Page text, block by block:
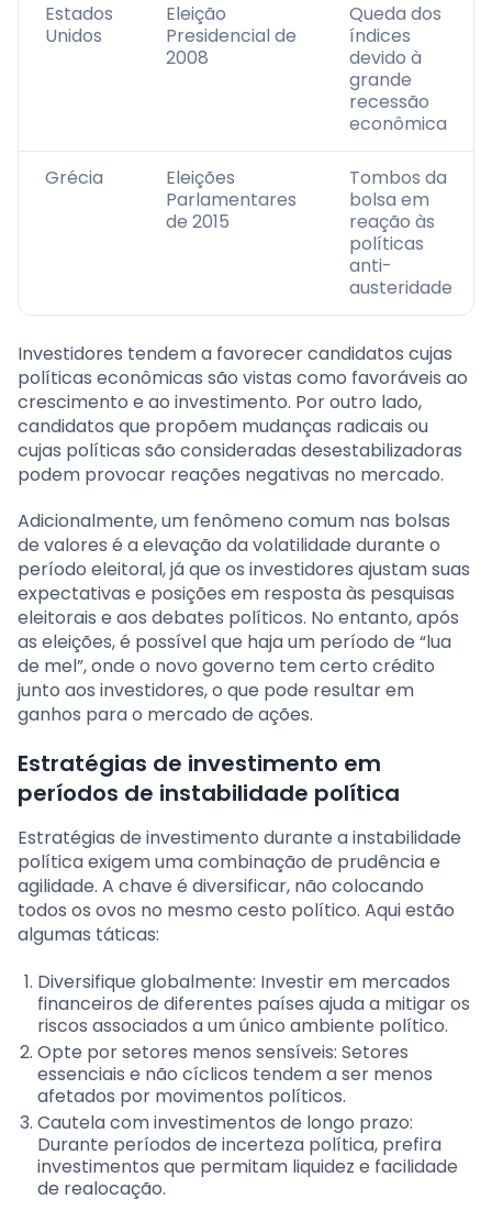
Estados
Unidos
Eleição
Presidencial de
2008
Queda dos
índices
devido à
grande
recessão
econômica
Grécia
Eleições
Parlamentares
de 2015
Tombos da
bolsa em
reação às
políticas
anti-
austeridade
Investidores tendem a favorecer candidatos cujas
políticas econômicas são vistas como favoráveis ao
crescimento e ao investimento. Por outro lado,
candidatos que propõem mudanças radicais ou
cujas políticas são consideradas desestabilizadoras
podem provocar reações negativas no mercado.
Adicionalmente, um fenômeno comum nas bolsas
de valores é a elevação da volatilidade durante o
período eleitoral, já que os investidores ajustam suas
expectativas e posições em resposta às pesquisas
eleitorais e aos debates políticos. No entanto, após
as eleições, é possível que haja um período de “lua
de mel”, onde o novo governo tem certo crédito
junto aos investidores, o que pode resultar em
ganhos para o mercado de ações.
Estratégias de investimento em
períodos de instabilidade política
Estratégias de investimento durante a instabilidade
política exigem uma combinação de prudência e
agilidade. A chave é diversificar, não colocando
todos os ovos no mesmo cesto político. Aqui estão
algumas táticas:
Diversifique globalmente: Investir em mercados
financeiros de diferentes países ajuda a mitigar os
riscos associados a um único ambiente político.
Opte por setores menos sensíveis: Setores
essenciais e não cíclicos tendem a ser menos
afetados por movimentos políticos.
Cautela com investimentos de longo prazo:
Durante períodos de incerteza política, prefira
investimentos que permitam liquidez e facilidade
de realocação.